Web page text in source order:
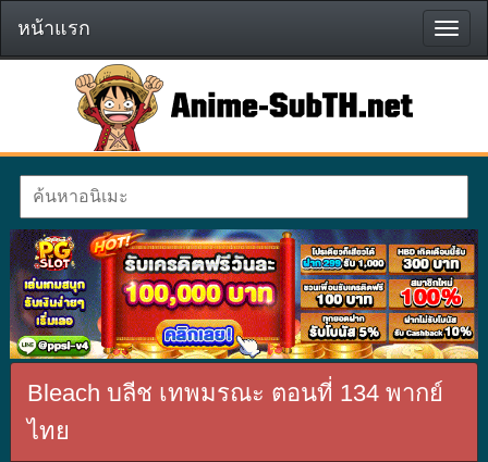
หน้า
แรก
หน้าแรก
Bleach บลีช เทพมรณะ ตอนที่ 134 พากย์
ไทย